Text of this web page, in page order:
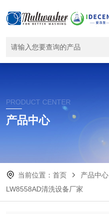
PRODUCT CENTER
产品中心
当前位置： 首页 产品中心
LW8558AD清洗设备厂家